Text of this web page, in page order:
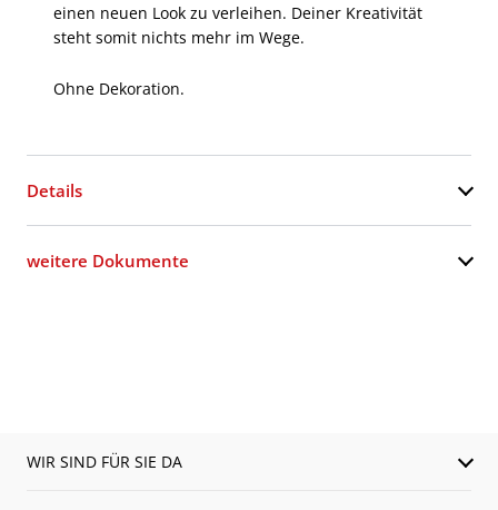
einen neuen Look zu verleihen. Deiner Kreativität
steht somit nichts mehr im Wege.
Ohne Dekoration.
Details
weitere Dokumente
WIR SIND FÜR SIE DA